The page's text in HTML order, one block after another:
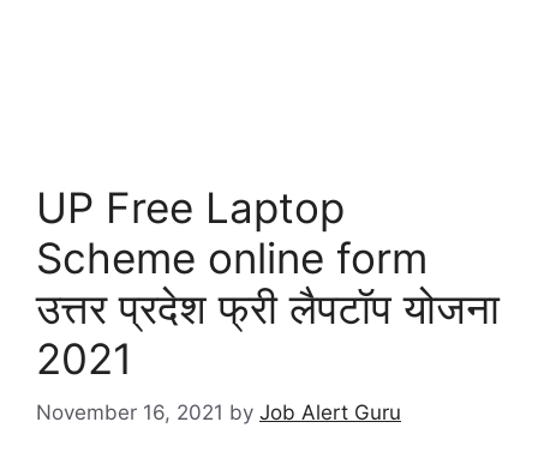
UP Free Laptop
Scheme online form
उत्तर प्रदेश फ्री लैपटॉप योजना
2021
November 16, 2021 by Job Alert Guru